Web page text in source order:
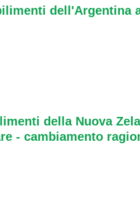
dell'Argentina
della Nuova
- cambiamento